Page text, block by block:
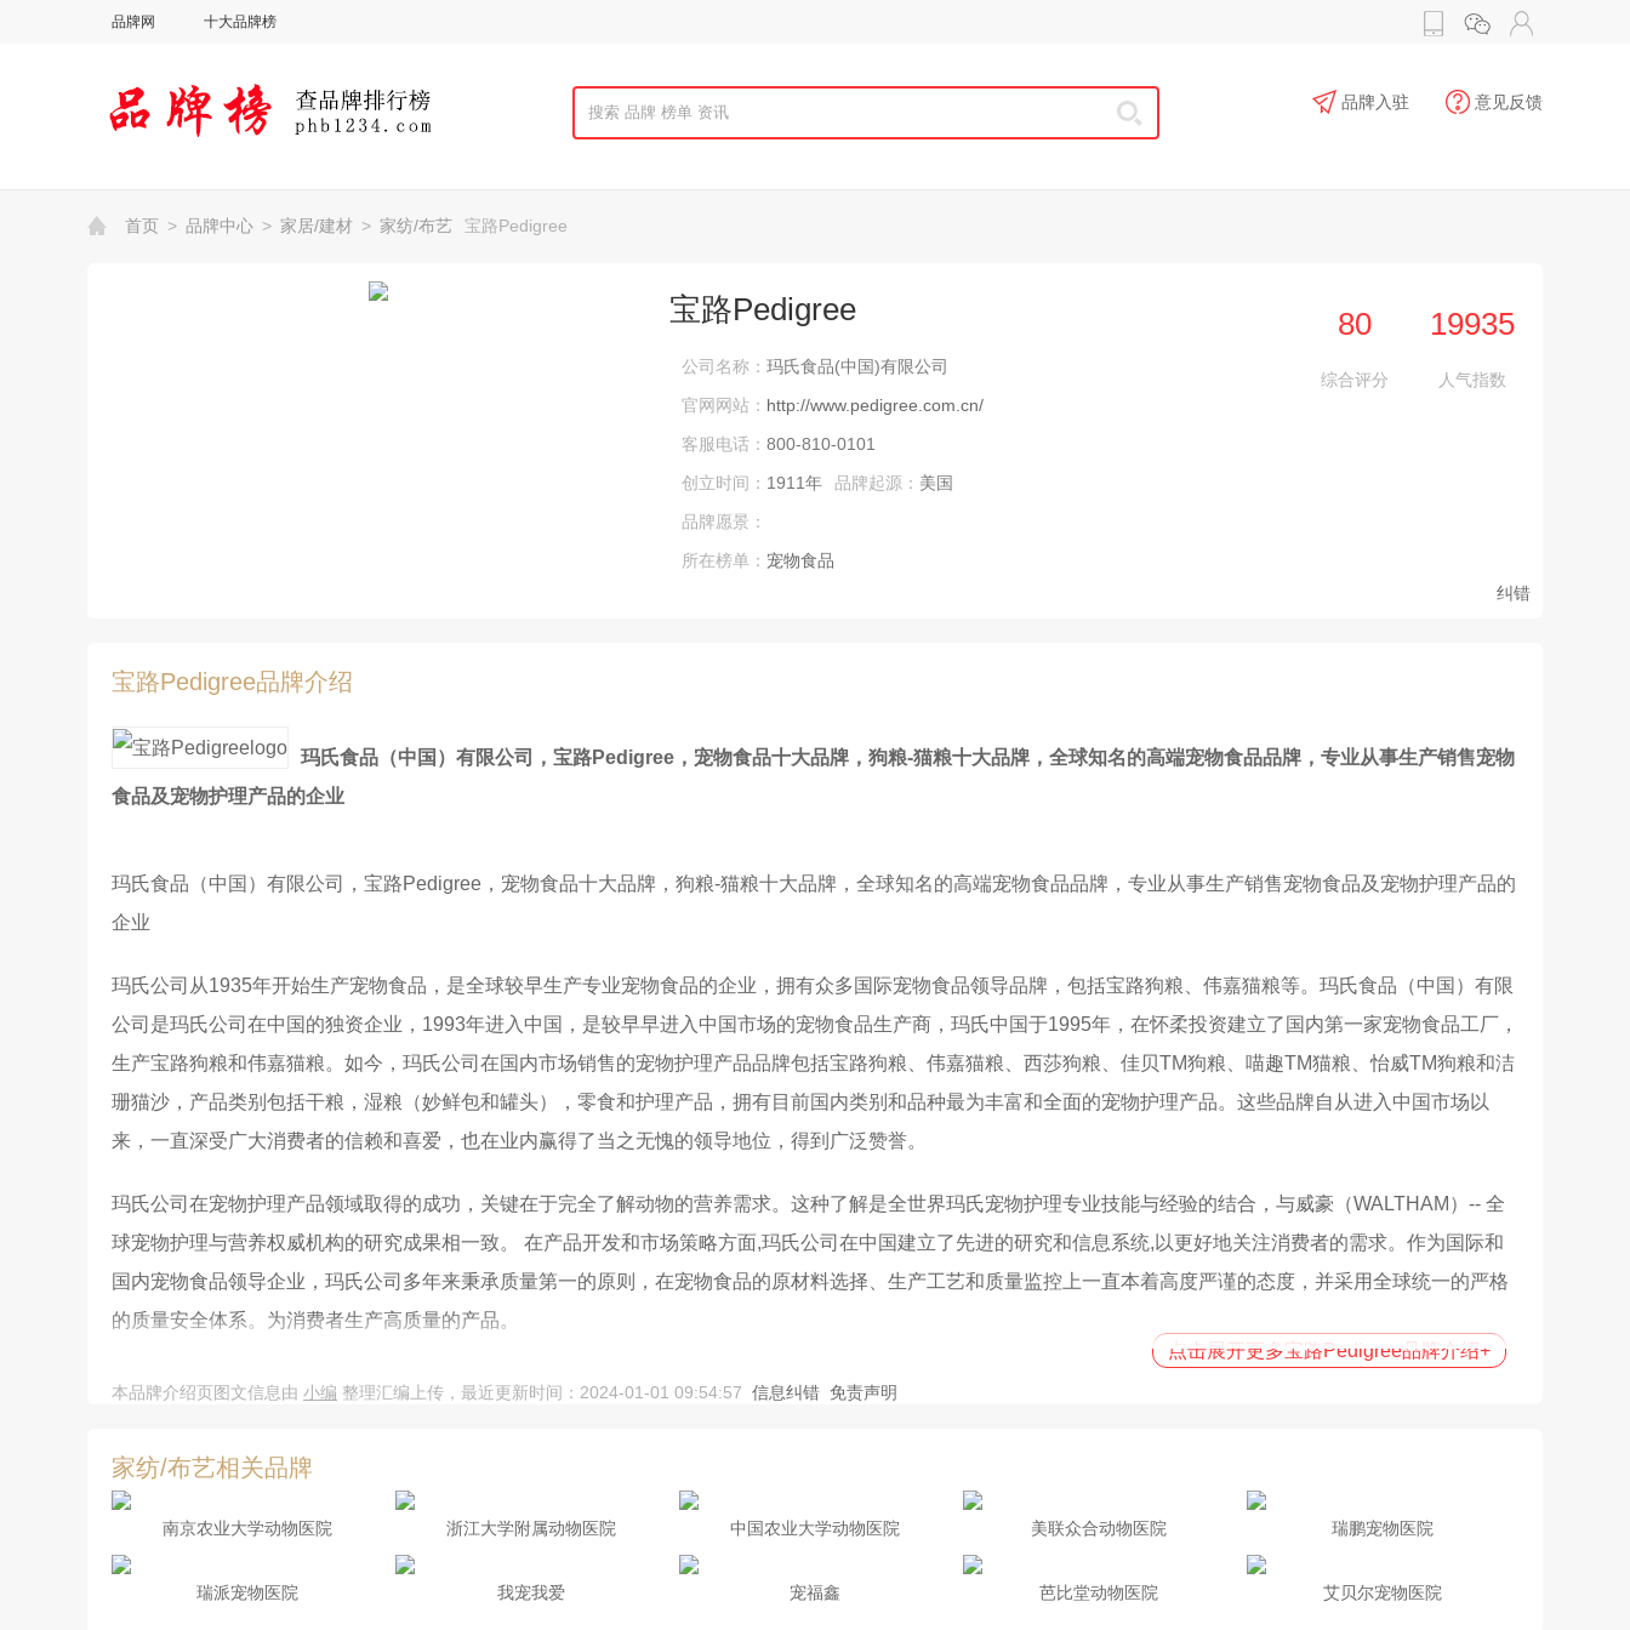
品牌网 十大品牌榜
品牌入驻 意见反馈
首页 > 品牌中心 > 家居/建材 > 家纺/布艺 宝路Pedigree
宝路Pedigree
公司名称： 玛氏食品(中国)有限公司
官网网站： http://www.pedigree.com.cn/
客服电话： 800-810-0101
创立时间： 1911年 品牌起源： 美国
品牌愿景：
所在榜单： 宠物食品
纠错
综合评分
80
人气指数
19935
宝路Pedigree品牌介绍
玛氏食品（中国）有限公司，宝路Pedigree，宠物食品十大品牌，狗粮-猫粮十大品牌，全球知名的高端宠物食品品牌，专业从事生产销售宠物
食品及宠物护理产品的企业
玛氏食品（中国）有限公司，宝路Pedigree，宠物食品十大品牌，狗粮-猫粮十大品牌，全球知名的高端宠物食品品牌，专业从事生产销售宠物食品及宠物护理产品的
企业
玛氏公司从1935年开始生产宠物食品，是全球较早生产专业宠物食品的企业，拥有众多国际宠物食品领导品牌，包括宝路狗粮、伟嘉猫粮等。玛氏食品（中国）有限
公司是玛氏公司在中国的独资企业，1993年进入中国，是较早早进入中国市场的宠物食品生产商，玛氏中国于1995年，在怀柔投资建立了国内第一家宠物食品工厂，
生产宝路狗粮和伟嘉猫粮。如今，玛氏公司在国内市场销售的宠物护理产品品牌包括宝路狗粮、伟嘉猫粮、西莎狗粮、佳贝TM狗粮、喵趣TM猫粮、怡威TM狗粮和洁
珊猫沙，产品类别包括干粮，湿粮（妙鲜包和罐头），零食和护理产品，拥有目前国内类别和品种最为丰富和全面的宠物护理产品。这些品牌自从进入中国市场以
来，一直深受广大消费者的信赖和喜爱，也在业内赢得了当之无愧的领导地位，得到广泛赞誉。
玛氏公司在宠物护理产品领域取得的成功，关键在于完全了解动物的营养需求。这种了解是全世界玛氏宠物护理专业技能与经验的结合，与威豪（WALTHAM）-- 全
球宠物护理与营养权威机构的研究成果相一致。 在产品开发和市场策略方面,玛氏公司在中国建立了先进的研究和信息系统,以更好地关注消费者的需求。作为国际和
国内宠物食品领导企业，玛氏公司多年来秉承质量第一的原则，在宠物食品的原材料选择、生产工艺和质量监控上一直本着高度严谨的态度，并采用全球统一的严格
的质量安全体系。为消费者生产高质量的产品。
除生产高质量的产品外，玛氏公司多年来致力于坚持不懈地倡导做负责任的宠物主人的理念，让国内更多的宠物主人了解和树立科学饲喂宠物的知识和理念，帮助越
贡献。
点击展开更多宝路Pedigree品牌介绍+
本品牌介绍页图文信息由 小编 整理汇编上传，最近更新时间：2024-01-01 09:54:57 信息纠错 免责声明
家纺/布艺相关品牌
南京农业大学动物医院 浙江大学附属动物医院 中国农业大学动物医院 美联众合动物医院 瑞鹏宠物医院
瑞派宠物医院 我宠我爱 宠福鑫 芭比堂动物医院 艾贝尔宠物医院